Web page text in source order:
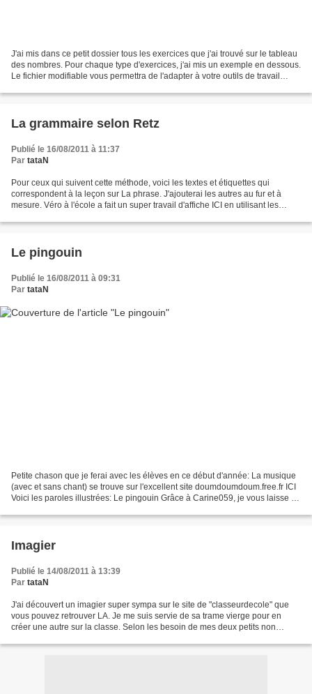
J'ai mis dans ce petit dossier tous les exercices que j'ai trouvé sur le tableau
des nombres. Pour chaque type d'exercices, j'ai mis un exemple en dessous.
Le fichier modifiable vous permettra de l'adapter à votre outils de travail
La grammaire selon Retz
Publié le 16/08/2011 à 11:37
Par tataN
Pour ceux qui suivent cette méthode, voici les textes et étiquettes qui
correspondent à la leçon sur La phrase. J'ajouterai les autres au fur et à
mesure. Véro à l'école a fait un super travail d'affiche ICI en utilisant les
Le pingouin
Publié le 16/08/2011 à 09:31
Par tataN
Petite chason que je ferai avec les élèves en ce début d'année: La musique
(avec et sans chant) se trouve sur l'excellent site doumdoumdoum.free.fr ICI
Voici les paroles illustrées: Le pingouin Grâce à Carine059, je vous laisse la
Imagier
Publié le 14/08/2011 à 13:39
Par tataN
J'ai découvert un imagier super sympa sur le site de "classeurdecole" que
vous pouvez retrouver LA. Je me suis servie de sa trame vierge pour en
créer une autre sur la classe. Selon les besoin de mes deux petits non